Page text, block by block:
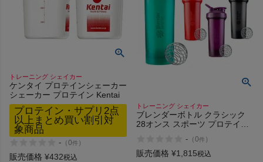
ビジネス
もっと見る
トレーニング シェイカー
ケンタイ プロテインシェーカー
シェーカー プロテイン Kentai
プロテイン・サプリ2点
以上まとめ買い割引対
象商品
- （0件 ）
販売価格 ¥432税込
トレーニング シェイカー
ブレンダーボトル クラシック
28オンス スポーツ プロテイン
テインシェイカー ジム トレー
ニング ドリンクボトル
- （0件 ）
販売価格 ¥1,815税込